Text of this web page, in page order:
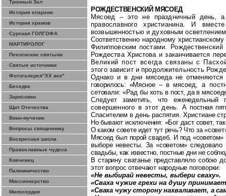
Тронный Зал
История епархии
История храмов
Сурская ГОЛГОФА
МАРТИРОЛОГ
Пензенские святыни
Святые источники
Фотогалерея"ХХ век"
Беседка
Зарисовки
Щит Отечества
Воин-мученик
Вопросы священнику
Воскресная школа
Православные чудеса
Ковчежец
Паломничество
Миссионерство
Милосердие
РОЖДЕСТВЕНСКИЙ МЯСОЕД
Мясоед – это не праздничный день, а
православного христианина. И вместе
возвышенностью и духовным
Соответственно народному
Филипповским постами.
Рождества Христова и заканчивается
Великий пост всегдасвязаны с
этого зависит и продолжительность
Однако и в дни мясоеда не
говорилось: «Мясное– в мясоед, а
сетовали: «Рад бы хоть в пост, да в
Следует заметить, что еженедельный
совершенного в этот день. Апостная
Спасителем в день распятия. Христиане
Но бывают исключения: «Бог даст совет,
О каком совете идет тут речь? Что за
Мясоед был порой свадеб. И под «советом»
выборе невесты. За «советом» следовало
свадьбы, как известно, постные дни не
В старину сватанье представляло собою
этот вопрос отвечают народные поговорки:
«Не выбирай невесты, выбери сваху».
«Сваха чужие грехи на душу
«Свахачужусторону нахваливает, а